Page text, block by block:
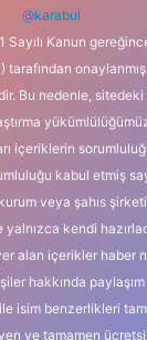
@karabul
Sayılı Kanun
onaylanmış
Bu nedenle,
içeriklerin
kabul etmiş
veya şahıs
kendi
alan içerikler haber
hakkında paylaşım
isim benzerlikleri
ve tamamen